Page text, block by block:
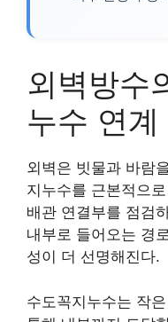
외벽방수
누수 연계
외벽은 빗물과 바람
지누수를 근본적으
배관 연결부를 점검
내부로 들어오는 경
성이 더 선명해진다.
수도꼭지누수는 작